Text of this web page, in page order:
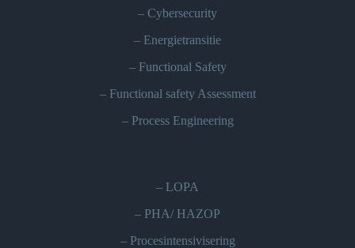
– Cybersecurity
– Energietransitie
– Functional Safety
– Functional safety Assessment
– Process Engineering
– LOPA
– PHA/ HAZOP
– Procesintensivisering